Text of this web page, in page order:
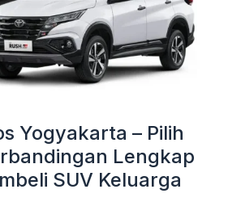
Yogyakarta – Pilih
Lengkap
SUV Keluarga